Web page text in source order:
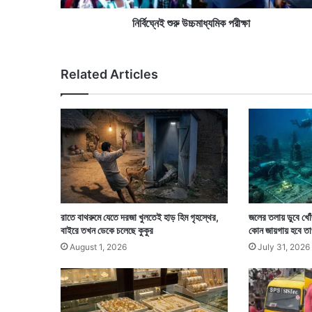
মা
রী
ক্ষা
নির্বিঘ্নেই শুরু উচ্চমাধ্যমিক পরীক্ষা
Related Articles
রাতে বাথরুমে যেতে দরজা খুলতেই হাড় হিম গৃহস্থের,
বাইরে তখন ডেকে চলেছে কুকুর
August 1, 2026
জলের তলায় ডুবে
কোন জায়গায় হবে
July 31, 2026